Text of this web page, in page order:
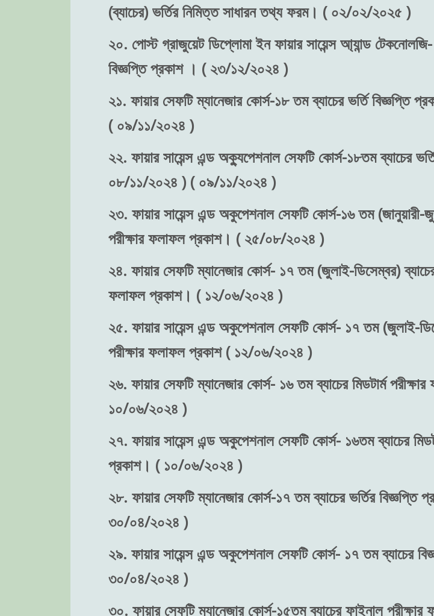
(ব্যাচের) ভর্তির নিমিত্ত সাধারন তথ্য ফরম। ( ০২/০২/২০২৫ )
২০. পোস্ট গ্রাজুয়েট ডিপ্লোমা ইন ফায়ার সায়েন্স আ্যান্ড টেকনোলজি-
বিজ্ঞপ্তি প্রকাশ । ( ২৩/১২/২০২৪ )
২১. ফায়ার সেফটি ম্যানেজার কোর্স-১৮ তম ব্যাচের ভর্তি বিজ্ঞপ্তি
( ০৯/১১/২০২৪ )
২২. ফায়ার সায়েন্স এন্ড অক্যুপেশনাল সেফটি কোর্স-১৮তম ব্যাচের
০৮/১১/২০২৪ ) ( ০৯/১১/২০২৪ )
২৩. ফায়ার সায়েন্স এন্ড অকুপেশনাল সেফটি কোর্স-১৬ তম (জানুয়ারী-
পরীক্ষার ফলাফল প্রকাশ। ( ২৫/০৮/২০২৪ )
২৪. ফায়ার সেফটি ম্যানেজার কোর্স- ১৭ তম (জুলাই-ডিসেম্বর) ব্যাচের
ফলাফল প্রকাশ। ( ১২/০৬/২০২৪ )
২৫. ফায়ার সায়েন্স এন্ড অকুপেশনাল সেফটি কোর্স- ১৭ তম (জুলাই-
পরীক্ষার ফলাফল প্রকাশ ( ১২/০৬/২০২৪ )
২৬. ফায়ার সেফটি ম্যানেজার কোর্স- ১৬ তম ব্যাচের মিডটার্ম
১০/০৬/২০২৪ )
২৭. ফায়ার সায়েন্স এন্ড অকুপেশনাল সেফটি কোর্স- ১৬তম ব্যাচের
প্রকাশ। ( ১০/০৬/২০২৪ )
২৮. ফায়ার সেফটি ম্যানেজার কোর্স-১৭ তম ব্যাচের ভর্তির বিজ্ঞপ্তি
৩০/০৪/২০২৪ )
২৯. ফায়ার সায়েন্স এন্ড অকুপেশনাল সেফটি কোর্স- ১৭ তম ব্যাচের
৩০/০৪/২০২৪ )
৩০. ফায়ার সেফটি ম্যানেজার কোর্স-১৫তম ব্যাচের ফাইনাল